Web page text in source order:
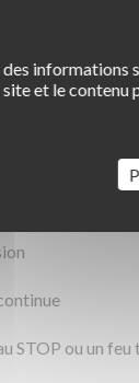
STOP ou un
informations
et le contenu